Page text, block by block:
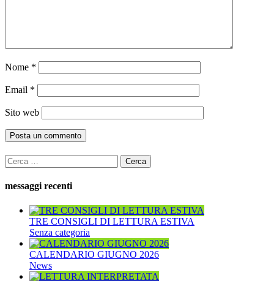
Nome *
Email *
Sito web
Ricerca
per:
messaggi recenti
TRE CONSIGLI DI LETTURA ESTIVA
Senza categoria
CALENDARIO GIUGNO 2026
News